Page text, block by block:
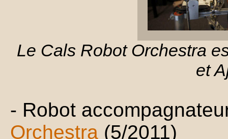
Le Cals Robot Orchestra
et
- Robot
Orchestra (5/2011)